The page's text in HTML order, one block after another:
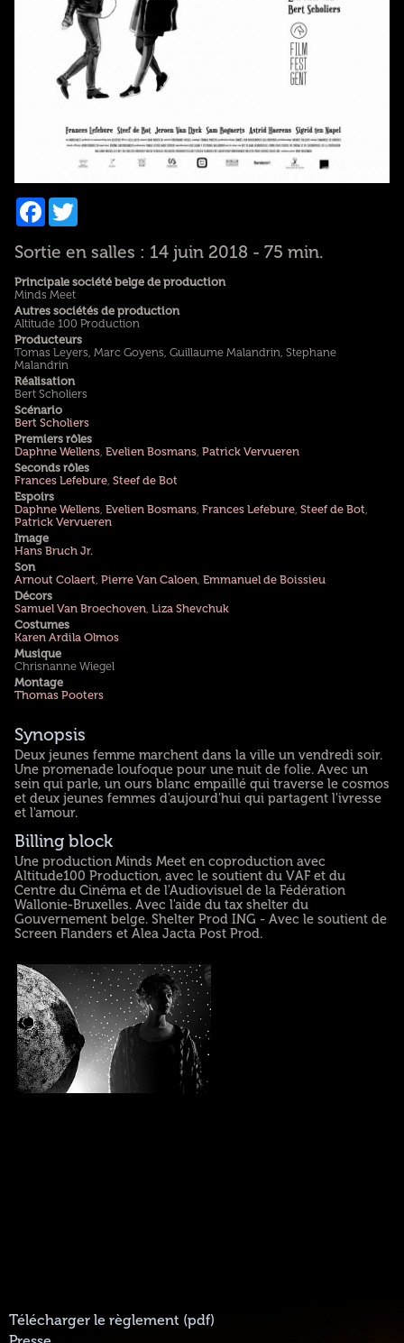
Facebook
Twitter
Sortie en salles : 14 juin 2018 - 75 min.
Principale société belge de production
Minds Meet
Autres sociétés de production
Altitude 100 Production
Producteurs
Tomas Leyers, Marc Goyens, Guillaume Malandrin, Stephane
Malandrin
Réalisation
Bert Scholiers
Scénario
Bert Scholiers
Premiers rôles
Daphne Wellens, Evelien Bosmans, Patrick Vervueren
Seconds rôles
Frances Lefebure, Steef de Bot
Espoirs
Daphne Wellens, Evelien Bosmans, Frances Lefebure, Steef de Bot,
Patrick Vervueren
Image
Hans Bruch Jr.
Son
Arnout Colaert, Pierre Van Caloen, Emmanuel de Boissieu
Décors
Samuel Van Broechoven, Liza Shevchuk
Costumes
Karen Ardila Olmos
Musique
Chrisnanne Wiegel
Montage
Thomas Pooters
Synopsis
Deux jeunes femme marchent dans la ville un vendredi soir.
Une promenade loufoque pour une nuit de folie. Avec un
sein qui parle, un ours blanc empaillé qui traverse le cosmos
et deux jeunes femmes d'aujourd'hui qui partagent l'ivresse
et l'amour.
Billing block
Une production Minds Meet en coproduction avec
Altitude100 Production, avec le soutient du VAF et du
Centre du Cinéma et de l'Audiovisuel de la Fédération
Wallonie-Bruxelles. Avec l'aide du tax shelter du
Gouvernement belge. Shelter Prod ING - Avec le soutient de
Screen Flanders et Alea Jacta Post Prod.
Télécharger le règlement (pdf)